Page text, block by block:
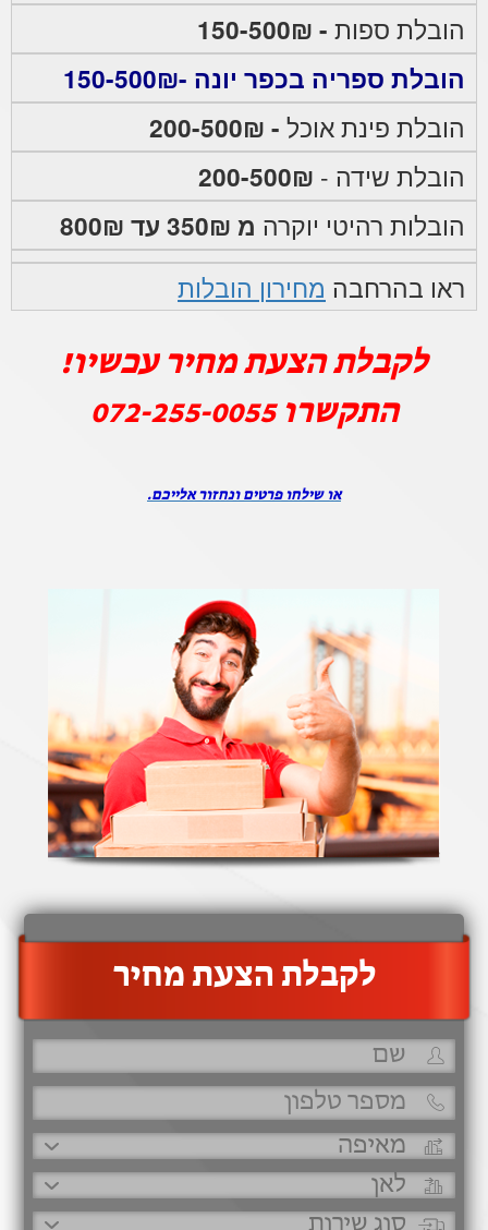
הובלת ספות - 150-500₪
הובלת ספריה בכפר יונה -150-500₪
הובלת פינת אוכל - 200-500₪
הובלת שידה - 200-500₪
הובלות רהיטי יוקרה מ 350₪ עד 800₪
ראו בהרחבה מחירון הובלות
לקבלת הצעת מחיר עכשיו!
התקשרו072-255-0055
או שילחו פרטים ונחזור אלייכם.
‫לקבלת הצעת מחיר